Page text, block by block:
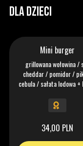
DLA DZIECI
Mini burger
grillowana wołowina /
cheddar / pomidor /
cebula / sałata lodowa +
34,00 PLN